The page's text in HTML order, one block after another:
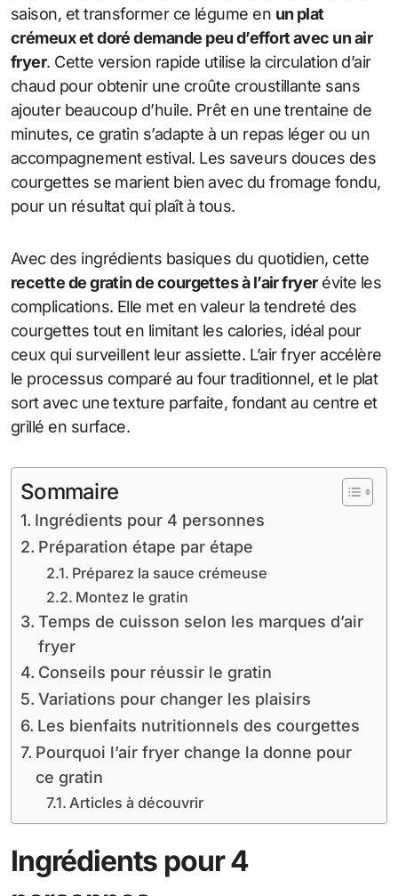
saison, et transformer ce légume en un plat
crémeux et doré demande peu d’effort avec un air
fryer. Cette version rapide utilise la circulation d’air
chaud pour obtenir une croûte croustillante sans
ajouter beaucoup d’huile. Prêt en une trentaine de
minutes, ce gratin s’adapte à un repas léger ou un
accompagnement estival. Les saveurs douces des
courgettes se marient bien avec du fromage fondu,
pour un résultat qui plaît à tous.
Avec des ingrédients basiques du quotidien, cette
recette de gratin de courgettes à l’air fryerévite les
complications. Elle met en valeur la tendreté des
courgettes tout en limitant les calories, idéal pour
ceux qui surveillent leur assiette. L’air fryer accélère
le processus comparé au four traditionnel, et le plat
sort avec une texture parfaite, fondant au centre et
grillé en surface.
Sommaire
Ingrédients pour 4 personnes
Préparation étape par étape
Préparez la sauce crémeuse
Montez le gratin
Temps de cuisson selon les marques d’air
fryer
Conseils pour réussir le gratin
Variations pour changer les plaisirs
Les bienfaits nutritionnels des courgettes
Pourquoi l’air fryer change la donne pour
ce gratin
Articles à découvrir
Ingrédients pour 4